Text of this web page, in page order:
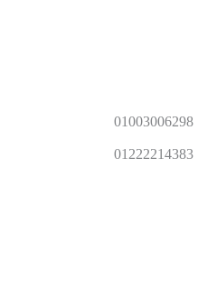
01003006298
01222214383